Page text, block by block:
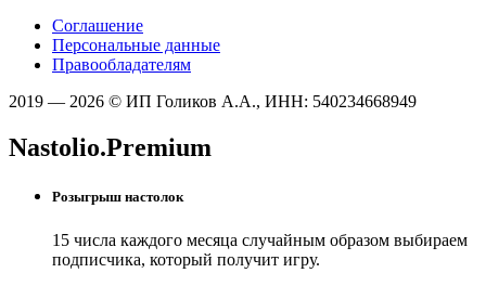
Соглашение
Персональные данные
Правообладателям
2019 — 2026 © ИП Голиков А.А., ИНН: 540234668949
Nastolio.Premium
Розыгрыш настолок
15 числа каждого месяца случайным образом выбираем
подписчика, который получит игру.